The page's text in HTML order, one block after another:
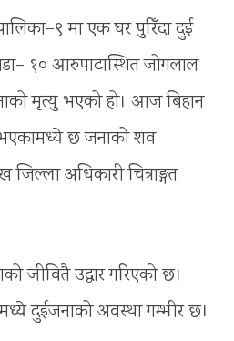
मा एक घर पुरिँदा दुई
१० आरुपाटास्थित जोगलाल
मृत्यु भएको हो। आज बिहान
भएकामध्ये छ जनाको शव
अधिकारी चित्राङ्गत
जीवितै उद्धार गरिएको छ।
दुईजनाको अवस्था गम्भीर छ।